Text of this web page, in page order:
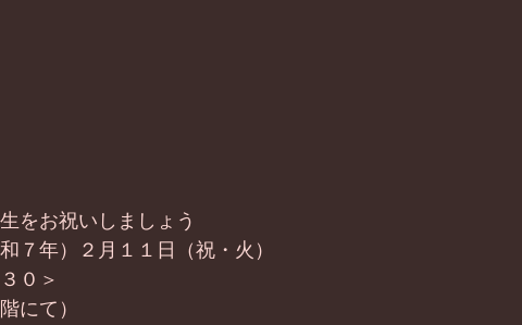
をお祝いしましょう
７年）２月１１日（祝・火）
３０＞
にて）